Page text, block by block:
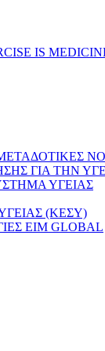
IS
ΓΙΑ ΤΗΝ
ΥΓΕΙΑΣ
(ΚΕΣΥ)
EIM GLOBAL